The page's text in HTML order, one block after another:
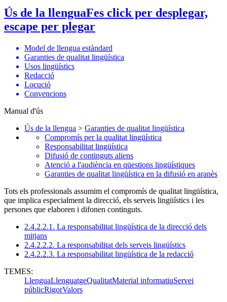
Ús de la llenguaFes click per desplegar,
escape per plegar
Model de llengua estàndard
Garanties de qualitat lingüística
Usos lingüístics
Redacció
Locució
Convencions
Manual d'ús
Ús de la llengua > Garanties de qualitat lingüística
Compromís per la qualitat lingüística
Responsabilitat lingüística
Difusió de continguts aliens
Atenció a l'audiència en qüestions lingüístiques
Garanties de qualitat lingüística en la difusió en aranès
Tots els professionals assumim el compromís de qualitat lingüística,
que implica especialment la direcció, els serveis lingüístics i les
persones que elaboren i difonen continguts.
2.4.2.2.1. La responsabilitat lingüística de la direcció dels
mitjans
2.4.2.2.2. La responsabilitat dels serveis lingüístics
2.4.2.2.3. La responsabilitat lingüística de la redacció
TEMES:
LlenguaLlenguatgeQualitatMaterial informatiuServei
públicRigorValors